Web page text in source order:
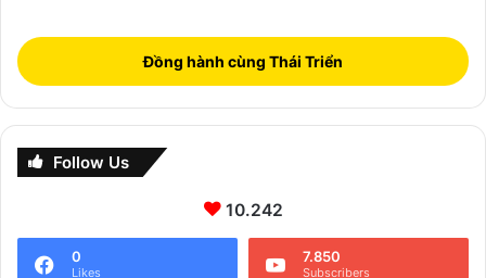
Đồng hành cùng Thái Triển
Follow Us
10.242
0
Likes
7.850
Subscribers